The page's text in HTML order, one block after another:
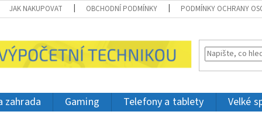
JAK NAKUPOVAT OBCHODNÍ PODMÍNKY PODMÍNKY OCHRANY
zahrada Gaming Telefony a tablety Velké